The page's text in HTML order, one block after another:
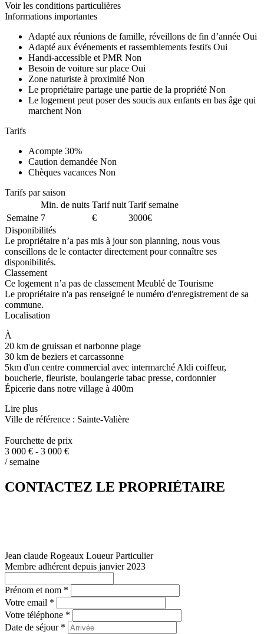
Voir les conditions particulières
Informations importantes
Adapté aux réunions de famille, réveillons de fin d’année Oui
Adapté aux événements et rassemblements festifs Oui
Handi-accessible et PMR Non
Besoin de voiture sur place Oui
Zone naturiste à proximité Non
Le propriétaire partage une partie de la propriété Non
Le logement peut poser des soucis aux enfants en bas âge qui
marchent Non
Tarifs
Acompte 30%
Caution demandée Non
Chèques vacances Non
Tarifs par saison
Min. de nuits Tarif nuit Tarif semaine
Semaine 7 €
3000€
Disponibilités
Le propriétaire n’a pas mis à jour son planning, nous vous
conseillons de le contacter directement pour connaître ses
disponibilités.
Classement
Ce logement n’a pas de classement Meublé de Tourisme
Le propriétaire n'a pas renseigné le numéro d'enregistrement de sa
commune.
Localisation
À
20 km de gruissan et narbonne plage
30 km de beziers et carcassonne
5km d'un centre commercial avec intermarché Aldi coiffeur,
boucherie, fleuriste, boulangerie tabac presse, cordonnier
Épicerie dans notre village à 400m
Lire plus
Ville de référence : Sainte-Valière
Fourchette de prix
3 000 € - 3 000 €
/ semaine
CONTACTEZ LE PROPRIÉTAIRE
Jean claude Rogeaux Loueur Particulier
Membre adhérent depuis janvier 2023
Prénom et nom *
Votre email *
Votre téléphone *
Date de séjour *